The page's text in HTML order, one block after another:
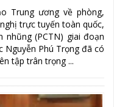
Trung ương về phòng,
trực tuyến toàn quốc,
nhũng (PCTN) giai đoạn
Nguyễn Phú Trọng đã có
tập trân trọng ...